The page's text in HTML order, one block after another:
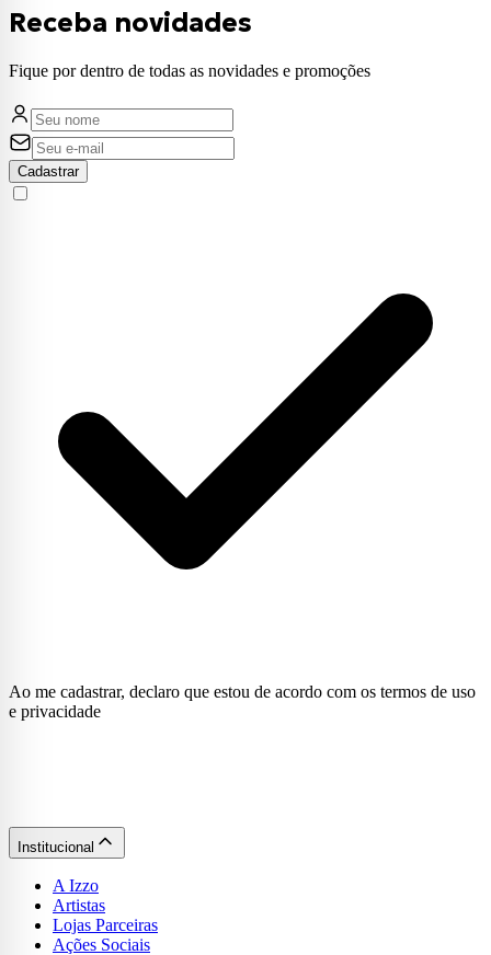
Receba novidades
Fique por dentro de todas as novidades e promoções
Cadastrar
Ao me cadastrar, declaro que estou de acordo com os termos de uso
e privacidade
Institucional
A Izzo
Artistas
Lojas Parceiras
Ações Sociais